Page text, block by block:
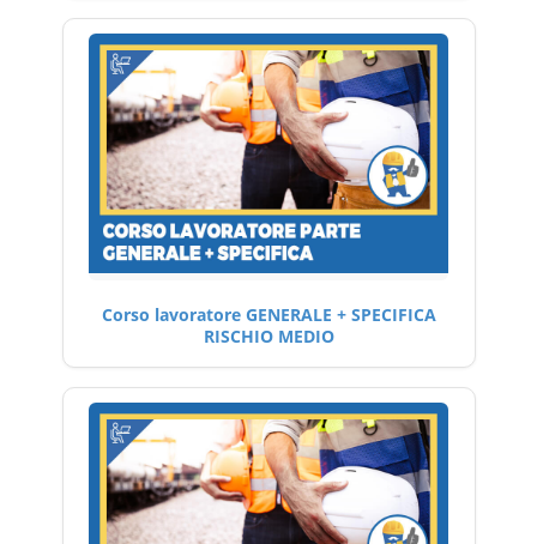
Corso lavoratore GENERALE + SPECIFICA
RISCHIO MEDIO